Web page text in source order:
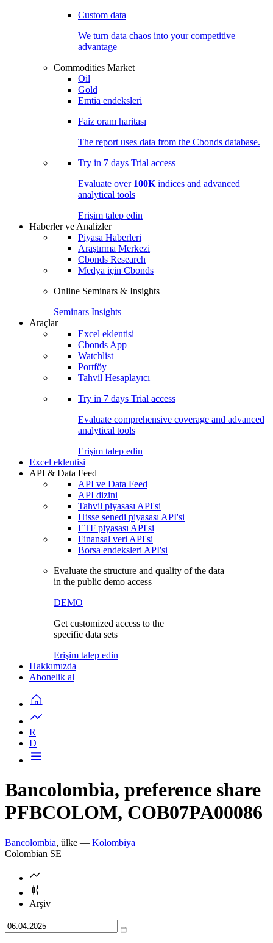
Custom data
We turn data chaos into your competitive
advantage
Commodities Market
Oil
Gold
Emtia endeksleri
Faiz oranı haritası
The report uses data from the Cbonds database.
Try in 7 days Trial access
Evaluate over 100K indices and advanced
analytical tools
Erişim talep edin
Haberler ve Analizler
Piyasa Haberleri
Araştırma Merkezi
Cbonds Research
Medya için Cbonds
Online Seminars & Insights
Seminars Insights
Araçlar
Excel eklentisi
Cbonds App
Watchlist
Portföy
Tahvil Hesaplayıcı
Try in 7 days Trial access
Evaluate comprehensive coverage and advanced
analytical tools
Erişim talep edin
Excel eklentisi
API & Data Feed
API ve Data Feed
API dizini
Tahvil piyasası API'si
Hisse senedi piyasası API'si
ETF piyasası API'si
Finansal veri API'si
Borsa endeksleri API'si
Evaluate the structure and quality of the data
in the public demo access
DEMO
Get customized access to the
specific data sets
Erişim talep edin
Hakkımızda
Abonelik al
R
D
Bancolombia, preference share
PFBCOLOM, COB07PA00086
Bancolombia, ülke — Kolombiya
Colombian SE
Arşiv
—